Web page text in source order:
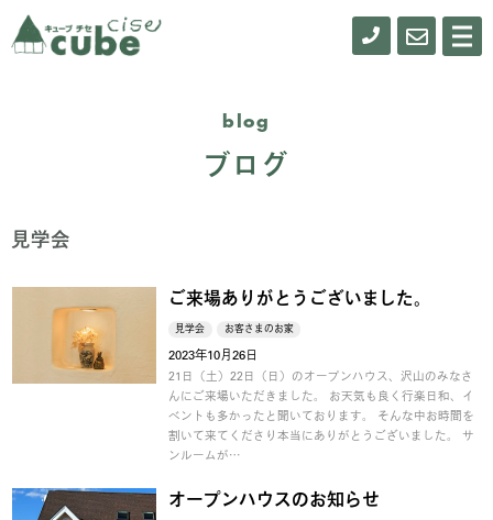
メ
ニ
0155- お
blog
ブログ
見学会
ご来場ありがとうございました。
見学会 お客さまのお家
2023年10月26日
21日（土）22日（日）のオープンハウス、沢山のみなさ
んにご来場いただきました。 お天気も良く行楽日和、イ
ベントも多かったと聞いております。 そんな中お時間を
割いて来てくださり本当にありがとうございました。 サ
ンルームが…
オープンハウスのお知らせ